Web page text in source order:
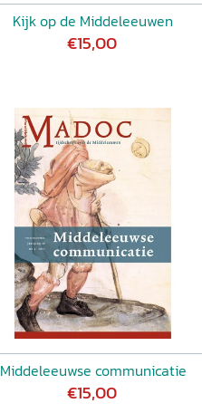
Kijk op de Middeleeuwen
€15,00
Middeleeuwse communicatie
€15,00